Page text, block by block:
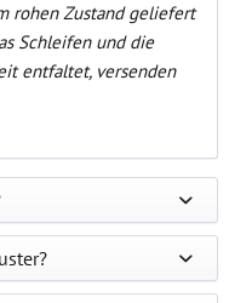
rohen Zustand geliefert
Schleifen und die
entfaltet, versenden